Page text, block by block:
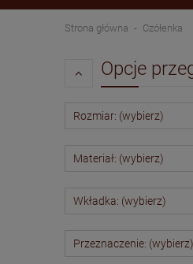
Strona główna Czółenka
Opcje
Rozmiar: (wybierz)
Materiał: (wybierz)
Wkładka: (wybierz)
Przeznaczenie: (wybierz)